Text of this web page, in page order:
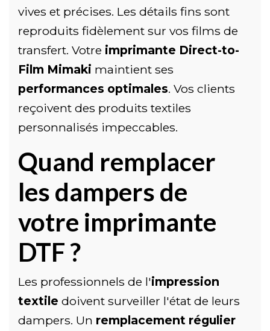
vives et précises. Les détails fins sont
reproduits fidèlement sur vos films de
transfert. Votre imprimante Direct-to-
Film Mimaki maintient ses
performances optimales. Vos clients
reçoivent des produits textiles
personnalisés impeccables.
Quand remplacer
les dampers de
votre imprimante
DTF ?
Les professionnels de l'impression
textile doivent surveiller l'état de leurs
dampers. Un remplacement régulier